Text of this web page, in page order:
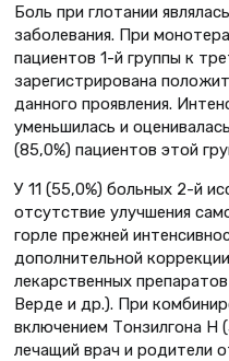
Боль при глотании
заболевания. При
пациентов 1-й группы к
зарегистрирована
данного проявления.
уменьшилась и
(85,0%) пациентов этой
У 11 (55,0%) больных 2-й
отсутствие улучшения
горле прежней
дополнительной
лекарственных
Верде и др.). При
включением Тонзилгона Н
лечащий врач и родители